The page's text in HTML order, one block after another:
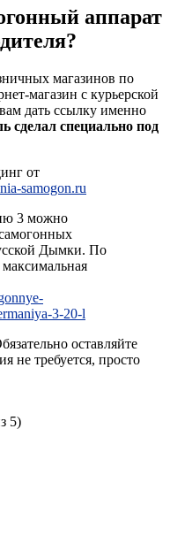
аппарат
магазинов по
магазин с курьерской
дать ссылку именно
сделал специально под
от
samogon.ru
3 можно
Дымки. По
3-20-l
оставляйте
не требуется, просто
5)